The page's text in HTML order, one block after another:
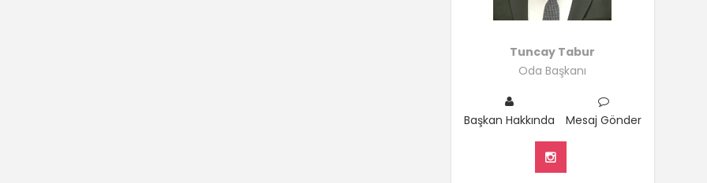
Tuncay Tabur
Oda Başkanı
Başkan Hakkında Mesaj Gönder